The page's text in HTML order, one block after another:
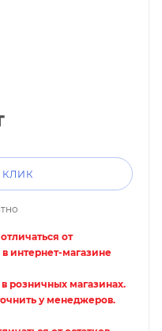
КЛИК
от
интернет-магазине
розничных магазинах.
у менеджеров.